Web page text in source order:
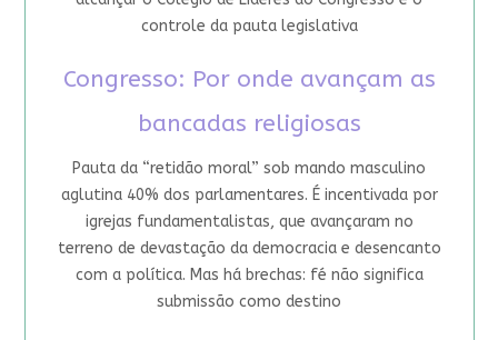
controle da pauta legislativa
Congresso: Por onde avançam as
bancadas religiosas
Pauta da “retidão moral” sob mando masculino
aglutina 40% dos parlamentares. É incentivada por
igrejas fundamentalistas, que avançaram no
terreno de devastação da democracia e desencanto
com a política. Mas há brechas: fé não significa
submissão como destino